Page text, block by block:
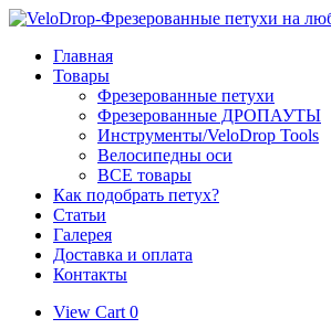
Skip
contentГлавная
Товары
Фрезерованные петухи
Фрезерованные ДРОПАУТЫ
Инструменты/VeloDrop Tools
Велосипедны оси
ВСЕ товары
Как подобрать петух?
Статьи
Галерея
Доставка и оплата
Контакты
View
View Cart 0